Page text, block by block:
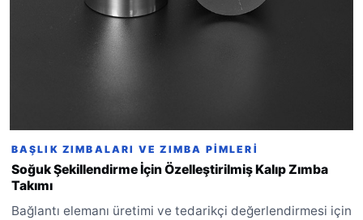
BAŞLIK ZIMBALARI VE ZIMBA PIMLERI
Soğuk Şekillendirme İçin Özelleştirilmiş Kalıp Zımba
Takımı
Bağlantı elemanı üretimi ve tedarikçi değerlendirmesi için